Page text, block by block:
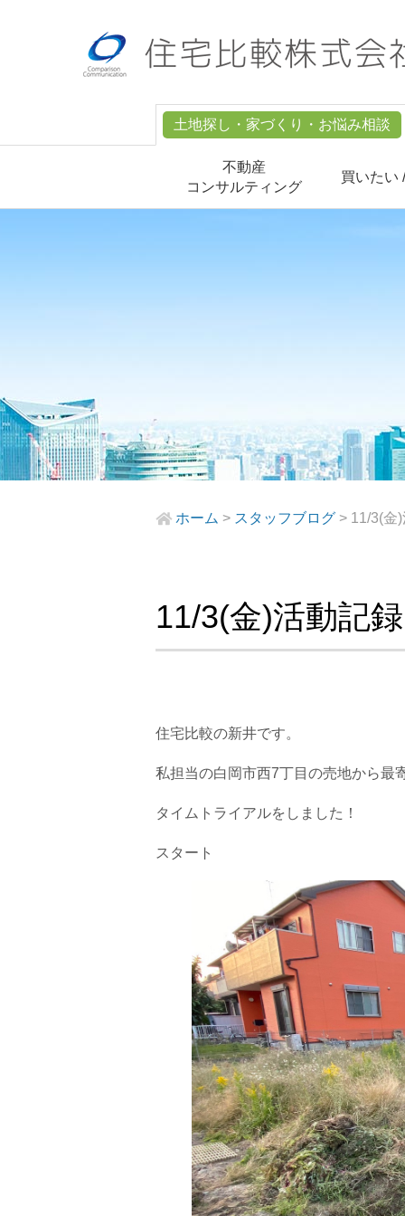
土地探し・家づくり・お悩み相談
不動産
コンサルティング
買いたい
ホーム > スタッフブログ > 11/3(金
11/3(金)活動記
住宅比較の新井です。
私担当の白岡市西7丁目の売地から最
タイムトライアルをしました！
スタート